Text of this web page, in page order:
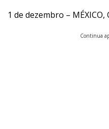
1 de dezembro –
Continua